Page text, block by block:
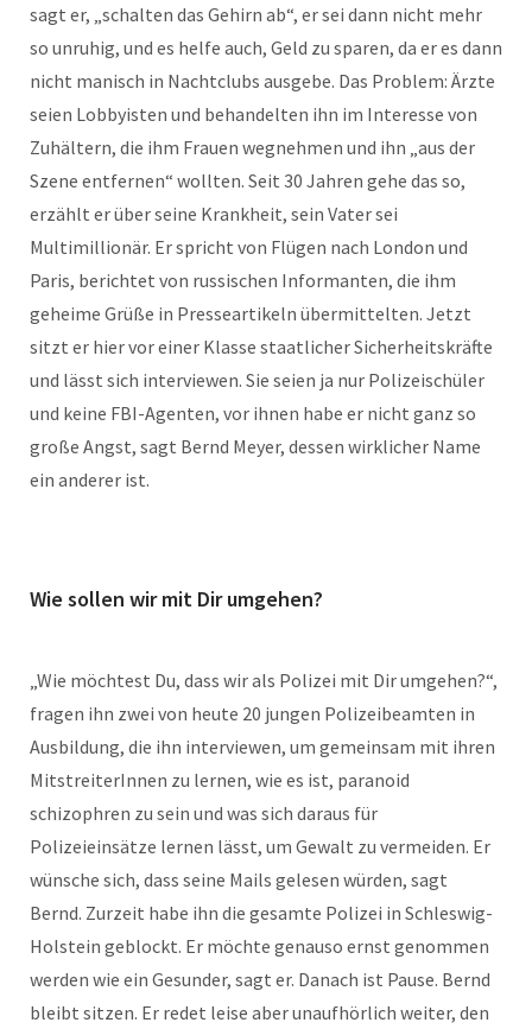
sagt er, „schalten das Gehirn ab“, er sei dann nicht mehr
so unruhig, und es helfe auch, Geld zu sparen, da er es dann
nicht manisch in Nachtclubs ausgebe. Das Problem: Ärzte
seien Lobbyisten und behandelten ihn im Interesse von
Zuhältern, die ihm Frauen wegnehmen und ihn „aus der
Szene entfernen“ wollten. Seit 30 Jahren gehe das so,
erzählt er über seine Krankheit, sein Vater sei
Multimillionär. Er spricht von Flügen nach London und
Paris, berichtet von russischen Informanten, die ihm
geheime Grüße in Presseartikeln übermittelten. Jetzt
sitzt er hier vor einer Klasse staatlicher Sicherheitskräfte
und lässt sich interviewen. Sie seien ja nur Polizeischüler
und keine FBI-Agenten, vor ihnen habe er nicht ganz so
große Angst, sagt Bernd Meyer, dessen wirklicher Name
ein anderer ist.
Wie sollen wir mit Dir umgehen?
„Wie möchtest Du, dass wir als Polizei mit Dir umgehen?“,
fragen ihn zwei von heute 20 jungen Polizeibeamten in
Ausbildung, die ihn interviewen, um gemeinsam mit ihren
MitstreiterInnen zu lernen, wie es ist, paranoid
schizophren zu sein und was sich daraus für
Polizeieinsätze lernen lässt, um Gewalt zu vermeiden. Er
wünsche sich, dass seine Mails gelesen würden, sagt
Bernd. Zurzeit habe ihn die gesamte Polizei in Schleswig-
Holstein geblockt. Er möchte genauso ernst genommen
werden wie ein Gesunder, sagt er. Danach ist Pause. Bernd
bleibt sitzen. Er redet leise aber unaufhörlich weiter, den